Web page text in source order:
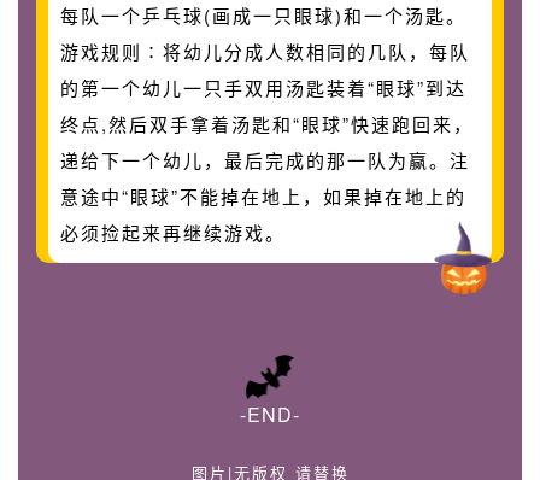
每队一个乒乓球(画成一只眼球)和一个汤匙。
游戏规则∶将幼儿分成人数相同的几队，每队
的第一个幼儿一只手双用汤匙装着“眼球”到达
终点,然后双手拿着汤匙和“眼球”快速跑回来，
递给下一个幼儿，最后完成的那一队为赢。注
意途中“眼球”不能掉在地上，如果掉在地上的
必须捡起来再继续游戏。
-END-
图片|无版权 请替换